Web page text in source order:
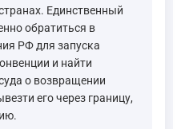
Единственный
обратиться в
РФ для запуска
и найти
о возвращении
его через границу,